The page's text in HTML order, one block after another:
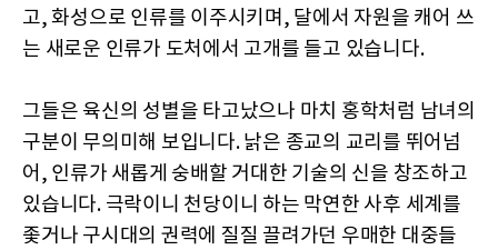
고, 화성으로 인류를 이주시키며, 달에서 자원을 캐어 쓰
는 새로운 인류가 도처에서 고개를 들고 있습니다.
그들은 육신의 성별을 타고났으나 마치 홍학처럼 남녀의
구분이 무의미해 보입니다. 낡은 종교의 교리를 뛰어넘
어, 인류가 새롭게 숭배할 거대한 기술의 신을 창조하고
있습니다. 극락이니 천당이니 하는 막연한 사후 세계를
좇거나 구시대의 권력에 질질 끌려가던 우매한 대중들